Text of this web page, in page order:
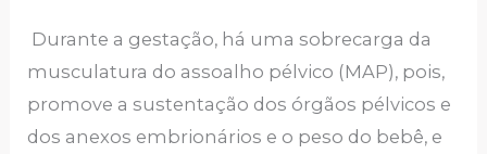
Durante a gestação, há uma sobrecarga da
musculatura do assoalho pélvico (MAP), pois,
promove a sustentação dos órgãos pélvicos e
dos anexos embrionários e o peso do bebê, e